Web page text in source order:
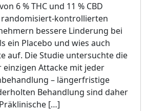
6 % THC und 11 % CBD
kontrollierten
bessere Linderung bei
ein Placebo und wies auch
auf. Die Studie untersuchte die
einzigen Attacke mit jeder
– längerfristige
Behandlung sind daher
[…]